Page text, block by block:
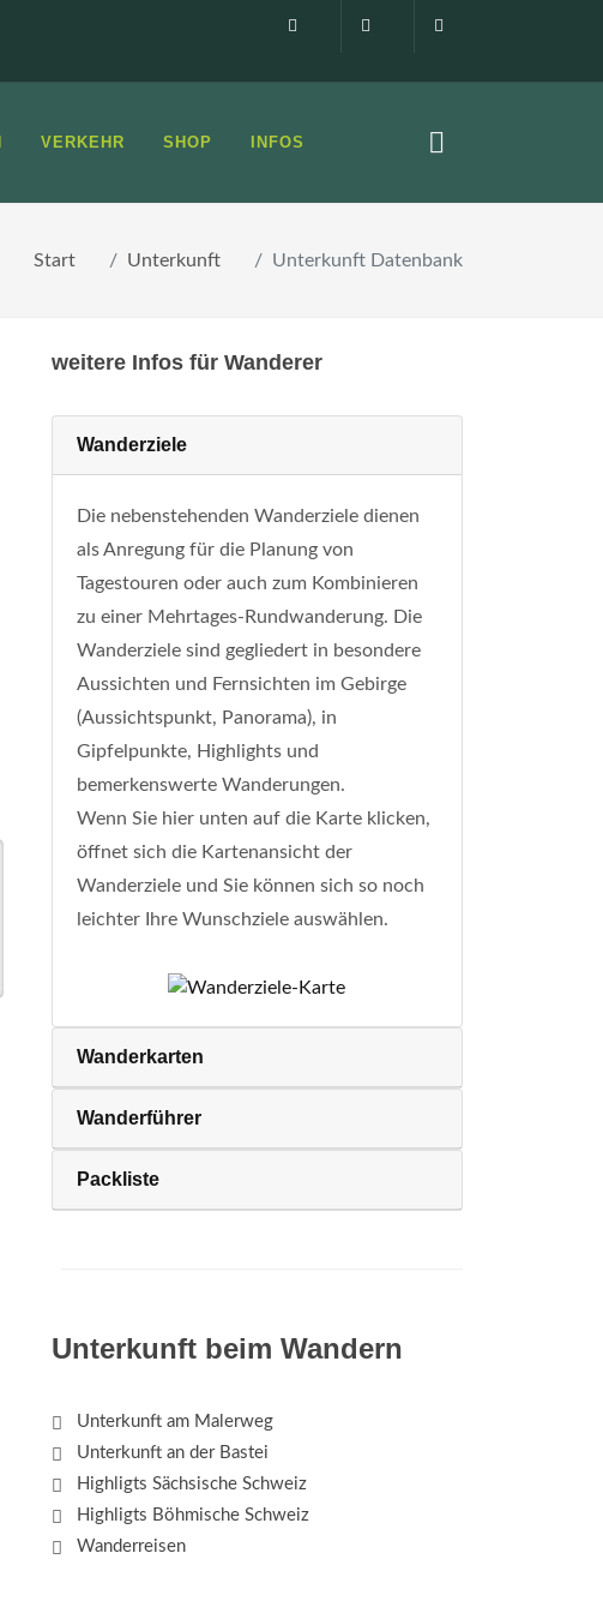
Impressum0160 99873408
VERKEHR SHOP INFOS
Start Unterkunft Unterkunft Datenbank
weitere Infos für Wanderer
Wanderziele
Die nebenstehenden Wanderziele dienen
als Anregung für die Planung von
Tagestouren oder auch zum Kombinieren
zu einer Mehrtages-Rundwanderung. Die
Wanderziele sind gegliedert in besondere
Aussichten und Fernsichten im Gebirge
(Aussichtspunkt, Panorama), in
Gipfelpunkte, Highlights und
bemerkenswerte Wanderungen.
Wenn Sie hier unten auf die Karte klicken,
öffnet sich die Kartenansicht der
Wanderziele und Sie können sich so noch
leichter Ihre Wunschziele auswählen.
Wanderkarten
Wanderführer
Packliste
Unterkunft beim Wandern
Unterkunft am Malerweg
Unterkunft an der Bastei
Highligts Sächsische Schweiz
Highligts Böhmische Schweiz
Wanderreisen